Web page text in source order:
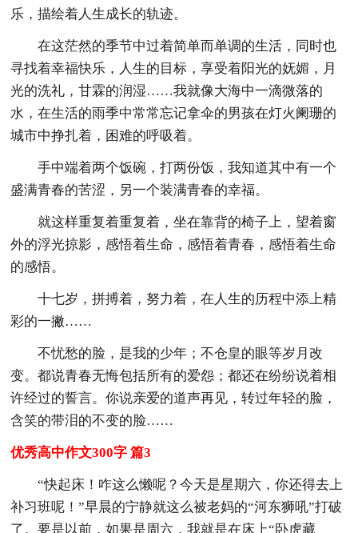
乐，描绘着人生成长的轨迹。
在这茫然的季节中过着简单而单调的生活，同时也
寻找着幸福快乐，人生的目标，享受着阳光的妩媚，月
光的洗礼，甘霖的润湿……我就像大海中一滴微落的
水，在生活的雨季中常常忘记拿伞的男孩在灯火阑珊的
城市中挣扎着，困难的呼吸着。
手中端着两个饭碗，打两份饭，我知道其中有一个
盛满青春的苦涩，另一个装满青春的幸福。
就这样重复着重复着，坐在靠背的椅子上，望着窗
外的浮光掠影，感悟着生命，感悟着青春，感悟着生命
的感悟。
十七岁，拼搏着，努力着，在人生的历程中添上精
彩的一撇……
不忧愁的脸，是我的少年；不仓皇的眼等岁月改
变。都说青春无悔包括所有的爱怨；都还在纷纷说着相
许经过的誓言。你说亲爱的道声再见，转过年轻的脸，
含笑的带泪的不变的脸……
优秀高中作文300字 篇3
“快起床！咋这么懒呢？今天是星期六，你还得去上
补习班呢！”早晨的宁静就这么被老妈的“河东狮吼”打破
了。要是以前，如果是周六，我就是在床上“卧虎藏